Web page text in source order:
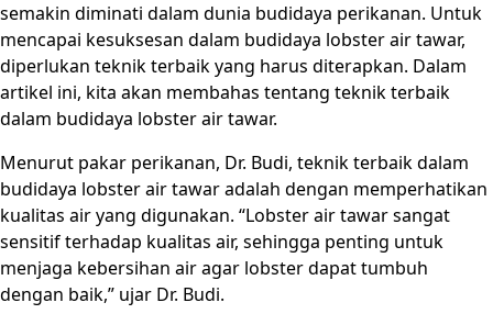
semakin diminati dalam dunia budidaya perikanan. Untuk
mencapai kesuksesan dalam budidaya lobster air tawar,
diperlukan teknik terbaik yang harus diterapkan. Dalam
artikel ini, kita akan membahas tentang teknik terbaik
dalam budidaya lobster air tawar.
Menurut pakar perikanan, Dr. Budi, teknik terbaik dalam
budidaya lobster air tawar adalah dengan memperhatikan
kualitas air yang digunakan. “Lobster air tawar sangat
sensitif terhadap kualitas air, sehingga penting untuk
menjaga kebersihan air agar lobster dapat tumbuh
dengan baik,” ujar Dr. Budi.